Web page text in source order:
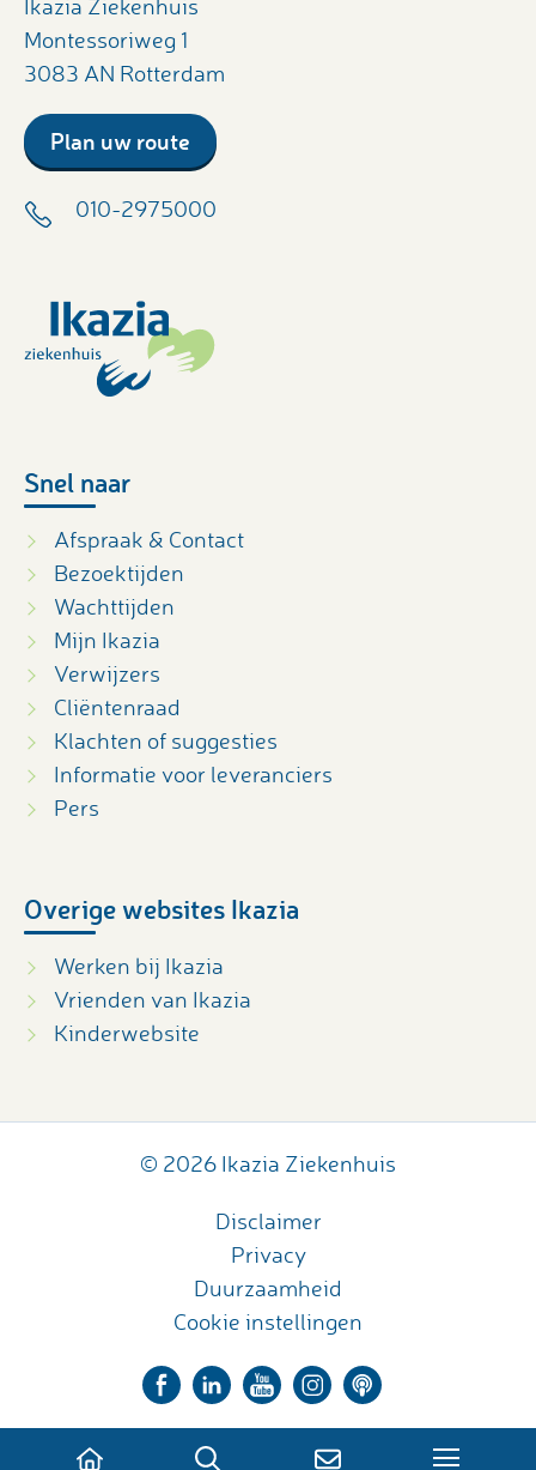
Ikazia Ziekenhuis
Montessoriweg 1
3083 AN Rotterdam
Plan uw route
010-2975000
Snel naar
Afspraak & Contact
Bezoektijden
Wachttijden
Mijn Ikazia
Verwijzers
Cliëntenraad
Klachten of suggesties
Informatie voor leveranciers
Pers
Overige websites Ikazia
Werken bij Ikazia
Vrienden van Ikazia
Kinderwebsite
© 2026 Ikazia Ziekenhuis
Disclaimer
Privacy
Duurzaamheid
Cookie instellingen